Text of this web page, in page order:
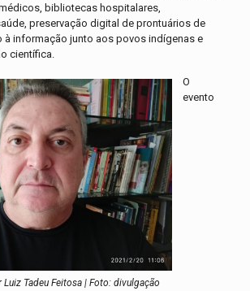
bibliotecas hospitalares,
preservação digital de prontuários de
à informação junto aos povos indígenas e
científica.
Tadeu Feitosa | Foto: divulgação
O
evento